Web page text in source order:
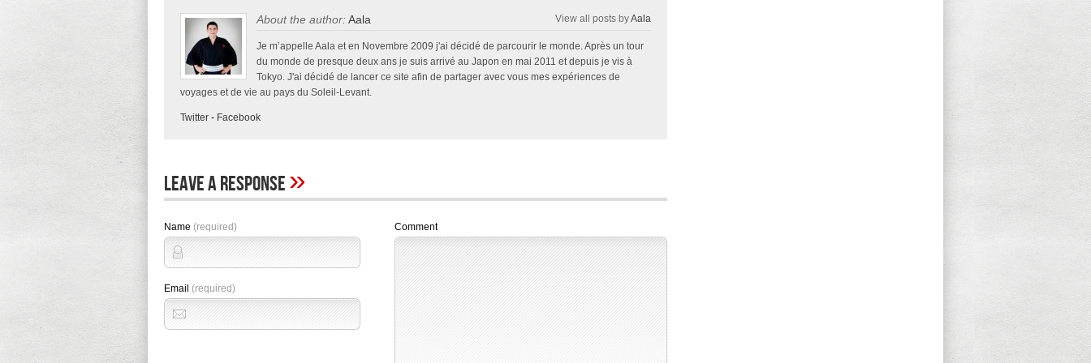
About the author:Aala View all posts byAala
Je m’appelle Aala et en Novembre 2009 j'ai décidé de parcourir le monde. Après un tour
du monde de presque deux ans je suis arrivé au Japon en mai 2011 et depuis je vis à
Tokyo. J'ai décidé de lancer ce site afin de partager avec vous mes expériences de
voyages et de vie au pays du Soleil-Levant.
Twitter - Facebook
Leave A Response»
Name (required)
Email (required)
Comment